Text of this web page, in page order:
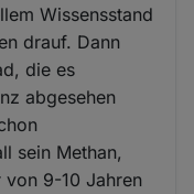
Wissensstand
drauf. Dann
die es
abgesehen
sein Methan,
9-10 Jahren